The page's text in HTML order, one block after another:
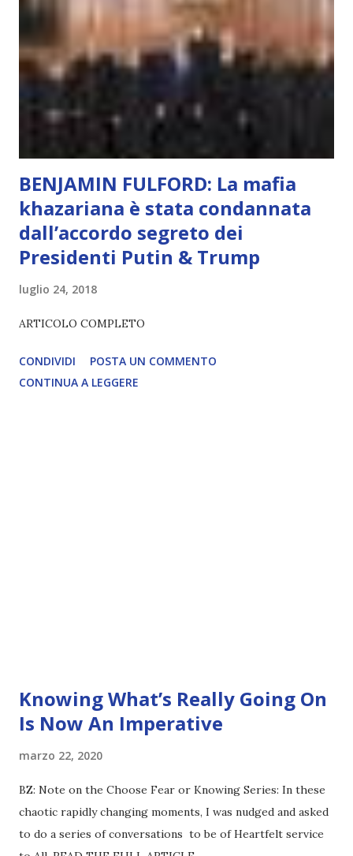
L’intelligenza può simulare comportamenti coscienti, ma
non può essere Coscienza. Può copiare, ma non può vivere
l’esperienza. Come diventerà ovvio Man mano che l’IA
diventerà sempre più avanzata (soprattutto tra il 2027 e il
2035), emergeranno situazioni che renderanno la differenza
lampante: L’IA sarà in gr...
BENJAMIN FULFORD: La mafia
khazariana è stata condannata
dall’accordo segreto dei
Presidenti Putin & Trump
luglio 24, 2018
ARTICOLO COMPLETO
CONDIVIDI
POSTA UN COMMENTO
CONTINUA A LEGGERE
Knowing What’s Really Going On
Is Now An Imperative
marzo 22, 2020
BZ: Note on the Choose Fear or Knowing Series: In these
chaotic rapidly changing moments, I was nudged and asked
to do a series of conversations to be of Heartfelt service